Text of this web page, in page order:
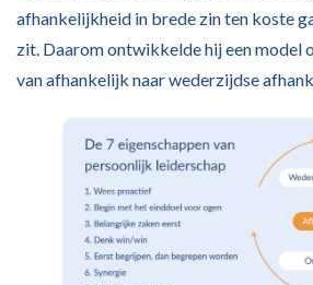
afhankelijkheid in brede zin ten koste
zit. Daarom ontwikkelde hij een model
van afhankelijk naar wederzijdse